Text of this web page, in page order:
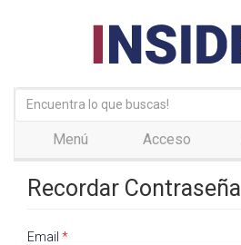
Menú Acceso
Recordar Contraseña
Email *